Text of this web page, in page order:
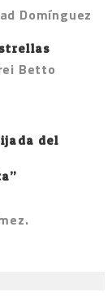
Domínguez
Betto
del